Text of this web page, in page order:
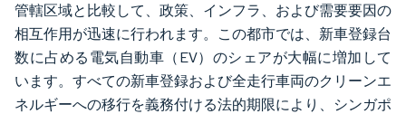
管轄区域と比較して、政策、インフラ、および需要要因の
相互作用が迅速に行われます。この都市では、新車登録台
数に占める電気自動車（EV）のシェアが大幅に増加して
います。すべての新車登録および全走行車両のクリーンエ
ネルギーへの移行を義務付ける法的期限により、シンガポ